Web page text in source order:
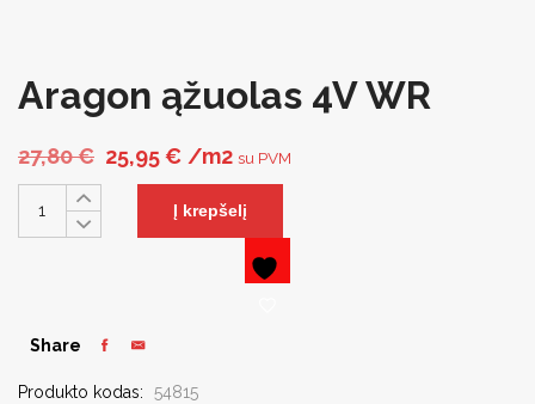
Aragon ąžuolas 4V WR
27,80€ Original price was: 27,80 €.
25,95€ Current price is: 25,95 €.
/m2 su PVM
Į krepšelį
Share
Produkto kodas:
54815